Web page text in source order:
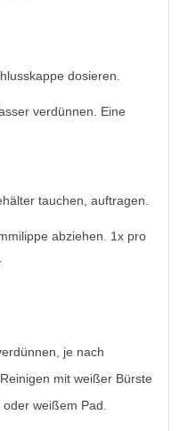
dosieren.
verdünnen. Eine
tauchen, auftragen.
abziehen. 1x pro
je nach
mit weißer Bürste
weißem Pad.